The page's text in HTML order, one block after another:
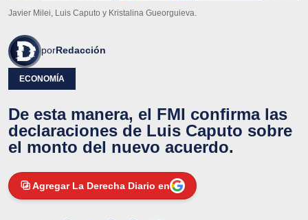
Javier Milei, Luis Caputo y Kristalina Gueorguieva.
porRedacción
ECONOMÍA
De esta manera, el FMI confirma las
declaraciones de Luis Caputo sobre
el monto del nuevo acuerdo.
Agregar La Derecha Diario en